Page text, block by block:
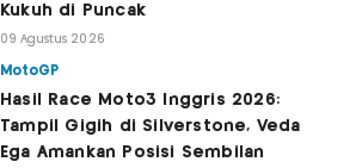
Kukuh di Puncak
09 Agustus 2026
MotoGP
Hasil Race Moto3 Inggris 2026:
Tampil Gigih di Silverstone, Veda
Ega Amankan Posisi Sembilan